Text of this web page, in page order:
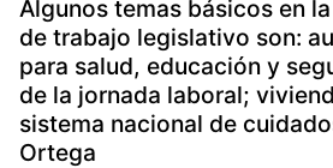
Algunos temas básicos en
de trabajo legislativo son:
para salud, educación y
de la jornada laboral;
sistema nacional de
Ortega